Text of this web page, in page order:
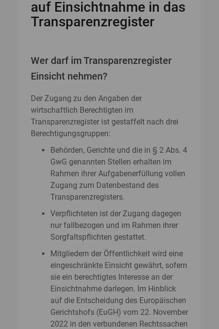
auf Einsichtnahme in das
Transparenzregister
Wer darf im Transparenzregister
Einsicht nehmen?
Der Zugang zu den Angaben der
wirtschaftlich Berechtigten im
Transparenzregister ist gestaffelt nach drei
Berechtigungsgruppen:
Behörden, Gerichte und die in § 2 Abs. 4
GwG genannten Stellen erhalten im
Rahmen ihrer Aufgabenerfüllung vollen
Zugang zum Datenbestand des
Transparenzregisters.
Verpflichteten ist der Zugang dagegen
nur fallbezogen und im Rahmen ihrer
Sorgfaltspflichten gestattet.
Mitgliedern der Öffentlichkeit wird eine
eingeschränkte Einsicht gewährt, sofern
sie ein berechtigtes Interesse an der
Einsichtnahme darlegen. Im Hinblick
auf die Entscheidung des Europäischen
Gerichtshofs (EuGH) vom 22. November
2022 in den verbundenen Rechtssachen